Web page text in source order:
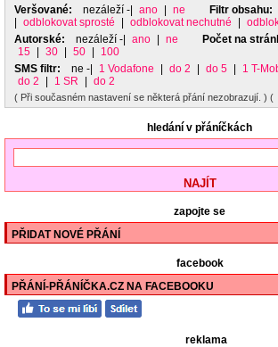
Veršované:
nezáleží -| ano ne Filtr obsahu:
odblokovat sprosté odblokovat nechutné
Autorské:
nezáleží -| ano ne Počet na
15
30 50
100
SMS filtr:
ne -| 1 Vodafone do 2 do 5 1 T-
do 2
1 SR do 2
( Při současném nastavení se některá přání nezobrazují. ) (
hledání v přáníčkách
zapojte se
PŘIDAT NOVÉ PŘÁNÍ
facebook
PŘÁNÍ-PŘÁNÍČKA.CZ NA FACEBOOKU
reklama